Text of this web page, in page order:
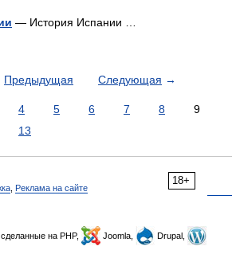
— История Испании …
Предыдущая Следующая →
4 5 6 7 8
9
13
18+
Реклама на сайте
, сделанные на PHP, Joomla,
Drupal,